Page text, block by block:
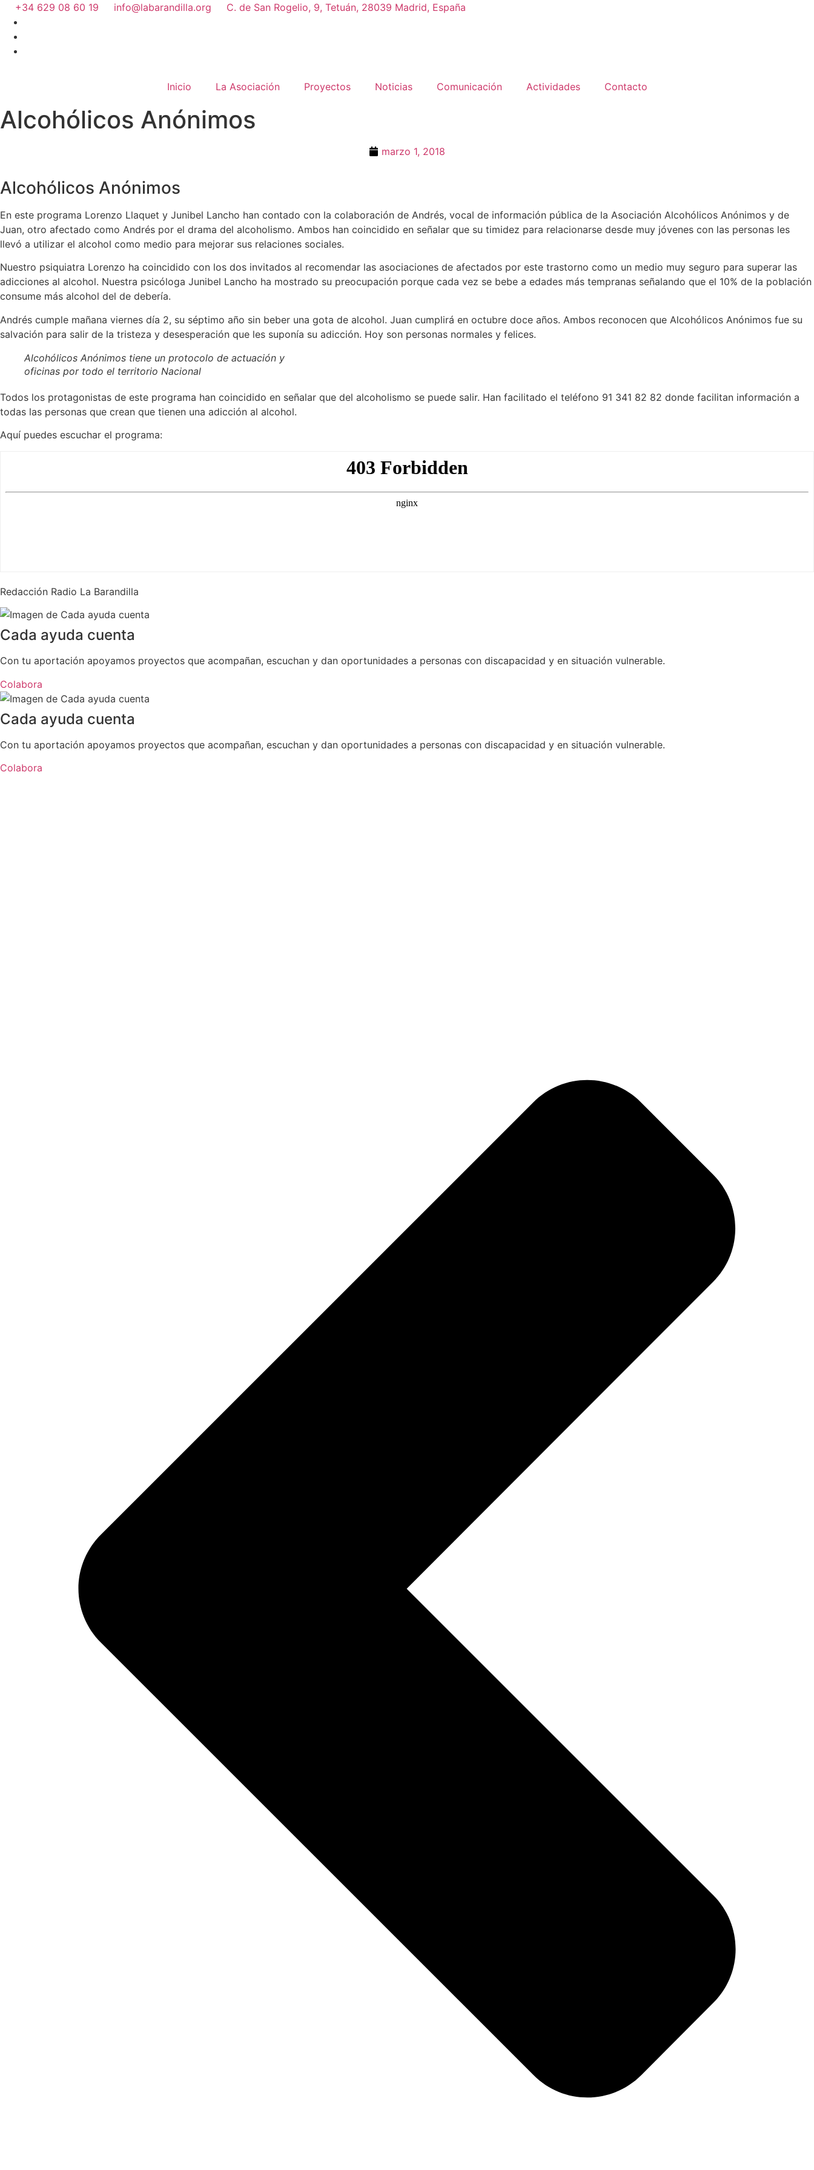
+34 629 08 60 19 info@labarandilla.org C. de San Rogelio, 9, Tetuán, 28039 Madrid, España
Inicio La Asociación Proyectos Noticias Comunicación Actividades Contacto
Alcohólicos Anónimos
marzo 1, 2018
Alcohólicos Anónimos
En este programa Lorenzo Llaquet y Junibel Lancho han contado con la colaboración de Andrés, vocal de información pública de la Asociación Alcohólicos Anónimos y de
Juan, otro afectado como Andrés por el drama del alcoholismo. Ambos han coincidido en señalar que su timidez para relacionarse desde muy jóvenes con las personas les
llevó a utilizar el alcohol como medio para mejorar sus relaciones sociales.
Nuestro psiquiatra Lorenzo ha coincidido con los dos invitados al recomendar las asociaciones de afectados por este trastorno como un medio muy seguro para superar las
adicciones al alcohol. Nuestra psicóloga Junibel Lancho ha mostrado su preocupación porque cada vez se bebe a edades más tempranas señalando que el 10% de la población
consume más alcohol del de debería.
Andrés cumple mañana viernes día 2, su séptimo año sin beber una gota de alcohol. Juan cumplirá en octubre doce años. Ambos reconocen que Alcohólicos Anónimos fue su
salvación para salir de la tristeza y desesperación que les suponía su adicción. Hoy son personas normales y felices.
Alcohólicos Anónimos tiene un protocolo de actuación y
oficinas por todo el territorio Nacional
Todos los protagonistas de este programa han coincidido en señalar que del alcoholismo se puede salir. Han facilitado el teléfono 91 341 82 82 donde facilitan información a
todas las personas que crean que tienen una adicción al alcohol.
Aquí puedes escuchar el programa:
Redacción Radio La Barandilla
Cada ayuda cuenta
Con tu aportación apoyamos proyectos que acompañan, escuchan y dan oportunidades a personas con discapacidad y en situación vulnerable.
Colabora
Cada ayuda cuenta
Con tu aportación apoyamos proyectos que acompañan, escuchan y dan oportunidades a personas con discapacidad y en situación vulnerable.
Colabora